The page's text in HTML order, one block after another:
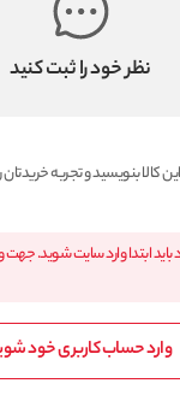
نظر خود را ثبت کنید
کالا بنویسید و تجربه خریدتان
ابتدا وارد سایت شوید. جهت
وارد حساب کاربری خود